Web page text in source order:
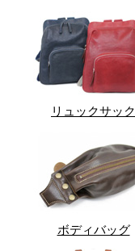
リュックサック
ボディバッグ